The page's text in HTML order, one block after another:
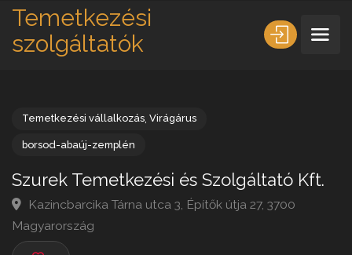
Temetkezési
szolgáltatók
Szurek Temetkezési és Szolgáltató Kft.
Kazincbarcika Tárna utca 3, Építők útja 27, 3700
Magyarország